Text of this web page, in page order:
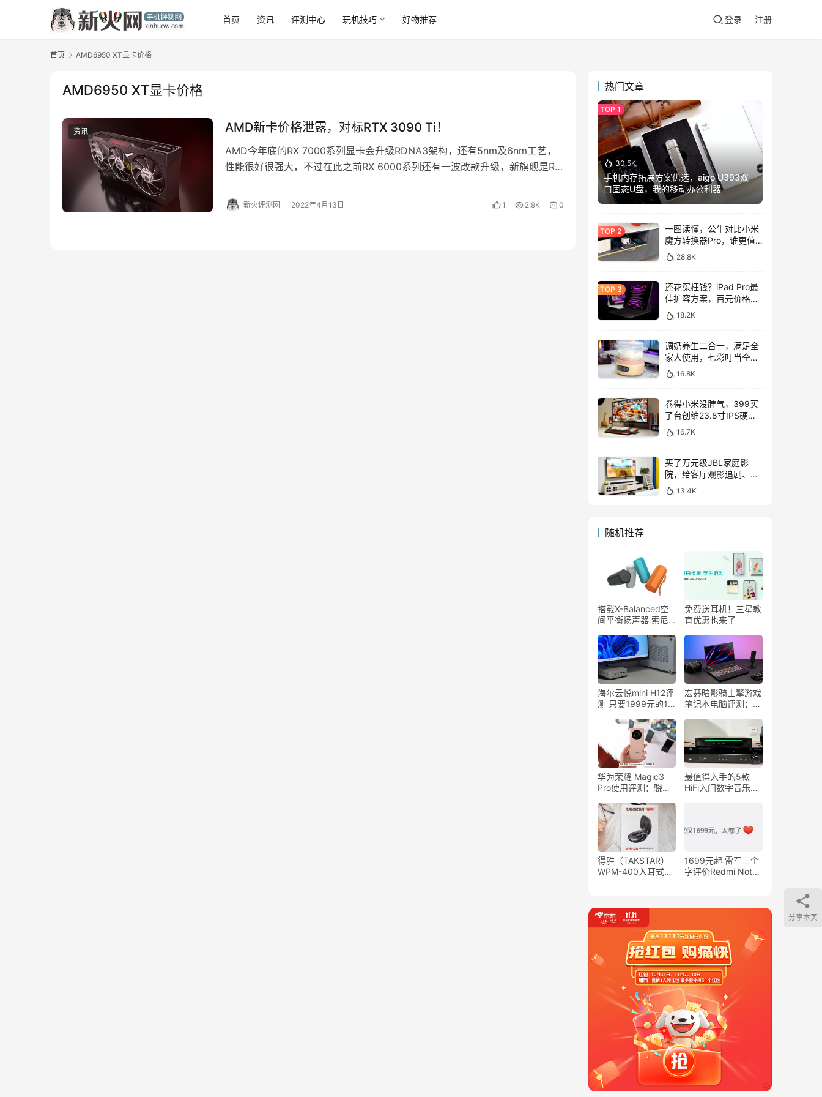
首页 资讯 评测中心 玩机技巧 好物推荐 登录 注册
首页 AMD6950 XT显卡价格
AMD6950 XT显卡价格
资讯 AMD新卡价格泄露，对标RTX 3090 Ti！
AMD今年底的RX 7000系列显卡会升级RDNA3架构，还有5nm及6nm工艺，
性能很好很强大，不过在此之前RX 6000系列还有一波改款升级，新旗舰是RX
新火评测网 2022年4月13日 1 2.9K 0
热门文章
30.5K
手机内存拓展方案优选，aigo U393双
口固态U盘，我的移动办公利器
一图读懂，公牛对比小米
魔方转换器Pro，谁更值
得入手？
28.8K
还花冤枉钱？iPad Pro最
佳扩容方案，百元价格轻
松拓展128GB
18.2K
调奶养生二合一，满足全
家人使用，七彩叮当全玻
璃调奶器上手体验
16.8K
卷得小米没脾气，399买
了台创维23.8寸IPS硬屏
显示器，表现如何？
16.7K
买了万元级JBL家庭影
院，给客厅观影追剧、游
戏互娱带来哪些提升？
13.4K
随机推荐
搭载X-Balanced空
间平衡扬声器 索尼
免费送耳机！三星教
育优惠也来了
海尔云悦mini H12评
测 只要1999元的12
有多强
宏碁暗影骑士擎游戏
笔记本电脑评测：
+RGB背光键盘+高
色域！
华为荣耀 Magic3
Pro使用评测：骁龙
多主摄融合计算摄
影！
最值得入手的5款
HiFi入门数字音乐播
得胜（TAKSTAR）
WPM-400入耳式无
1699元起 雷军三个
字评价Redmi Note
分享本页